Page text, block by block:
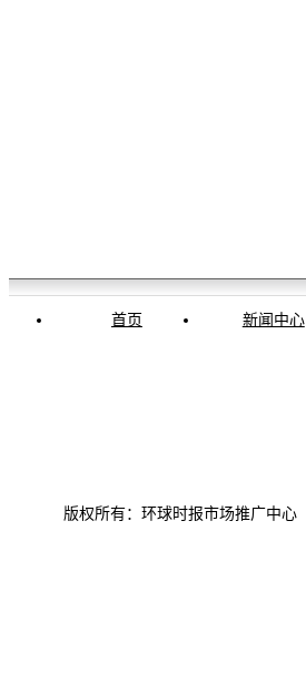
首页 新闻中心
版权所有：环球时报市场推广中心